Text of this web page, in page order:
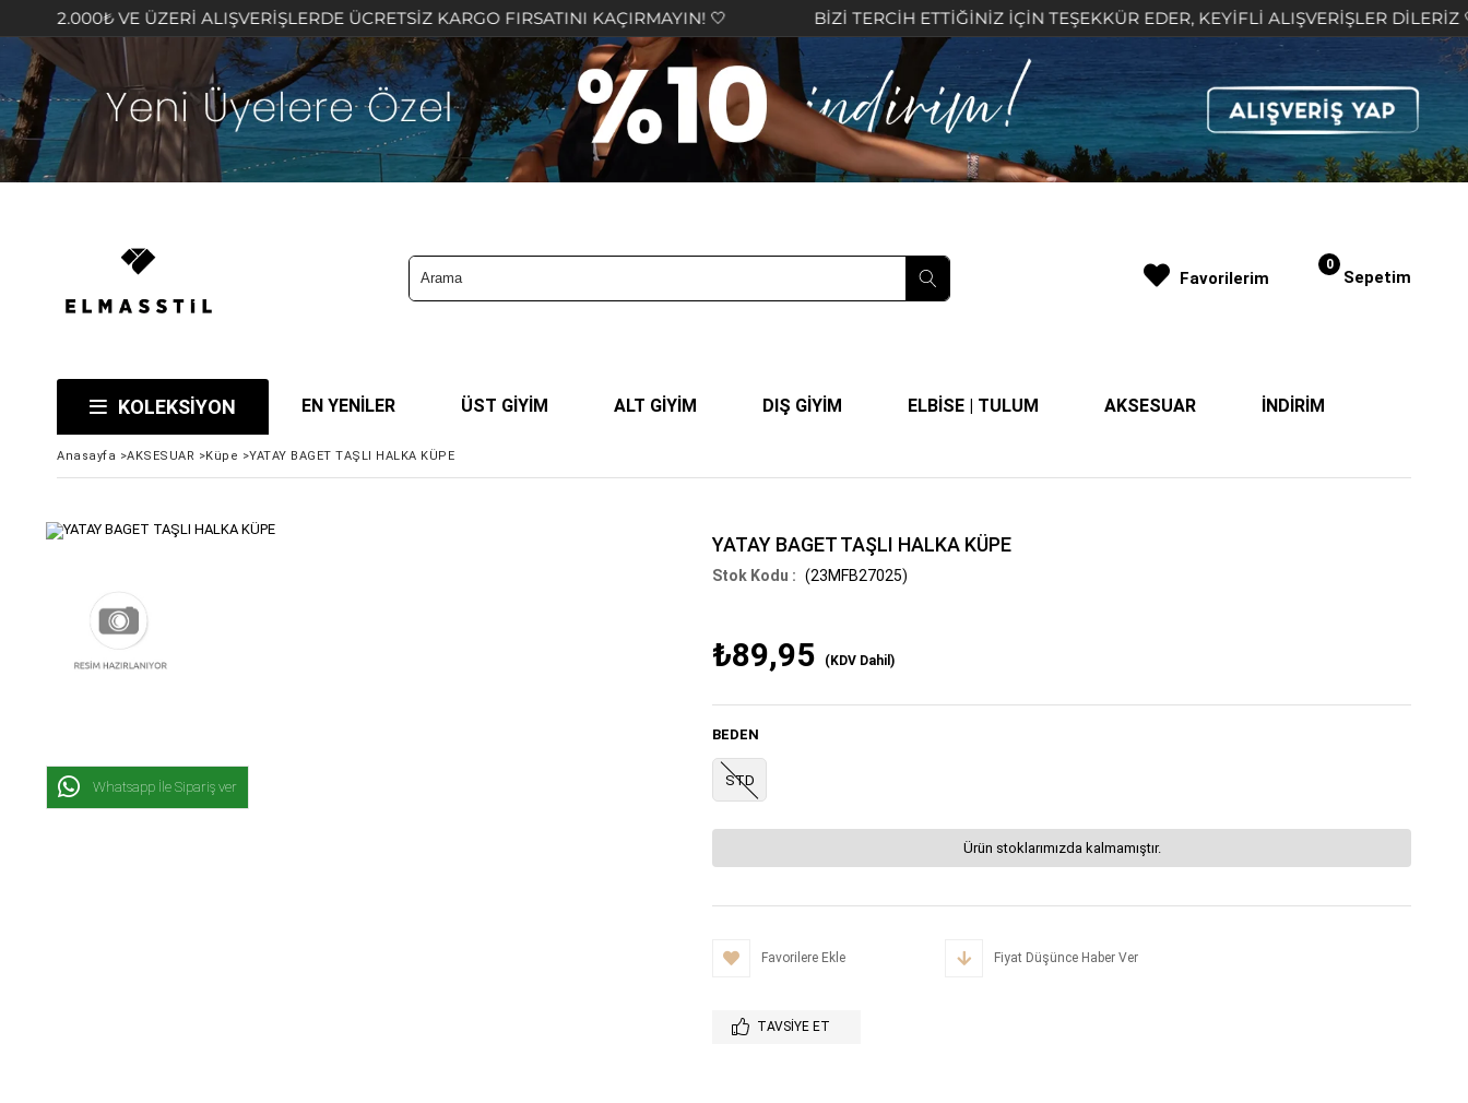
ÜZERİ ALIŞVERİŞLERDE ÜCRETSİZ KARGO FIRSATINI KAÇIRMAYIN! 🤍 BİZİ TERCİH ETTİĞİNİZ İÇİN TEŞEKKÜR EDER, KEYİFLİ ALIŞVERİŞLER DİLERİZ 🤍
Sepetim
0
KOLEKSİYON EN YENİLER ÜST GİYİM ALT GİYİM DIŞ GİYİM ELBİSE | TULUM AKSESUAR İNDİRİM
Favorilerim
Anasayfa >AKSESUAR >Küpe >YATAY BAGET TAŞLI HALKA KÜPE
Whatsapp İle Sipariş ver
YATAY BAGET TAŞLI HALKA KÜPE
(23MFB27025)
₺89,95 (KDV Dahil)
BEDEN
STD
Ürün stoklarımızda kalmamıştır.
Favorilere Ekle Fiyat Düşünce Haber Ver
TAVSIYE ET